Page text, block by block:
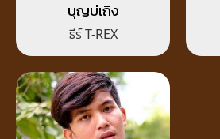
บุญบ่เถิง
ธีร์ T-REX